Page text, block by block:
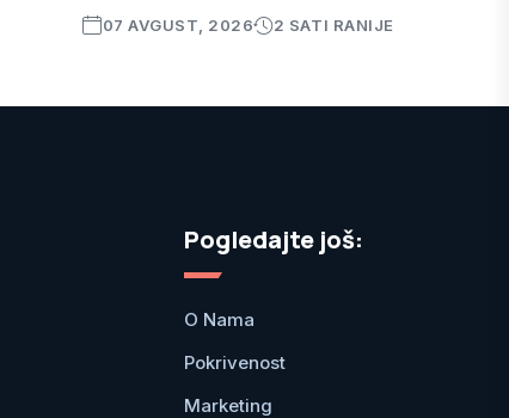
07 AVGUST, 2026 2 SATI RANIJE
Pogledajte još:
O Nama
Pokrivenost
Marketing